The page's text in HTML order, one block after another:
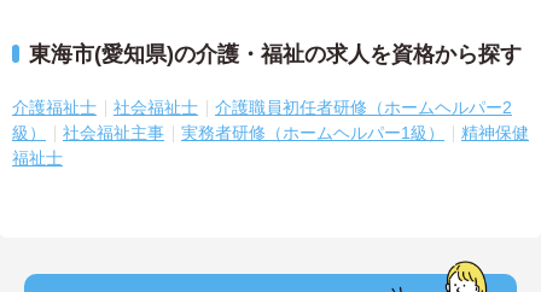
東海市(愛知県)の介護・福祉の求人を資格から探す
介護福祉士 社会福祉士
介護職員初任者研修（ホームヘルパー2
級）
社会福祉主事 実務者研修（ホームヘルパー1級）
精神保健
福祉士